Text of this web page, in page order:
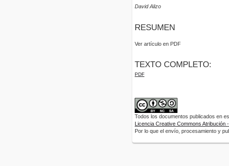
David Alizo
RESUMEN
Ver artículo en PDF
TEXTO COMPLETO:
PDF
Todos los documentos publicados en
Licencia Creative Commons Atribución
Por lo que el envío, procesamiento y